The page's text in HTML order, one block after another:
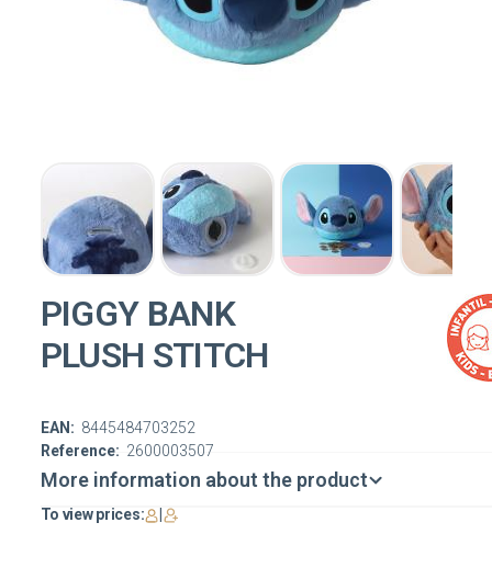
PIGGY BANK
PLUSH STITCH
Reference: 2600003507
EAN: 8445484703252
More information about the product
To view prices: